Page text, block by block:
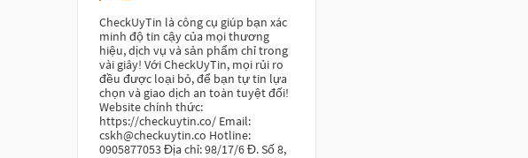
Denunciar
CheckUyTin là công cụ giúp bạn xác
minh độ tin cậy của mọi thương
hiệu, dịch vụ và sản phẩm chỉ trong
vài giây! Với CheckUyTin, mọi rủi ro
đều được loại bỏ, để bạn tự tin lựa
chọn và giao dịch an toàn tuyệt đối!
Website chính thức:
https://checkuytin.co/ Email:
cskh@checkuytin.co Hotline:
0905877053 Địa chỉ: 98/17/6 Đ. Số 8,